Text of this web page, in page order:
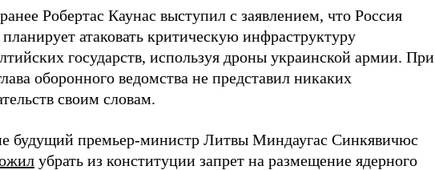
Робертас Каунас выступил с заявлением, что Россия
атаковать критическую инфраструктуру
государств, используя дроны украинской армии. При
оборонного ведомства не представил никаких
своим словам.
будущий премьер-министр Литвы Миндаугас Синкявичюс
убрать из конституции запрет на размещение ядерного